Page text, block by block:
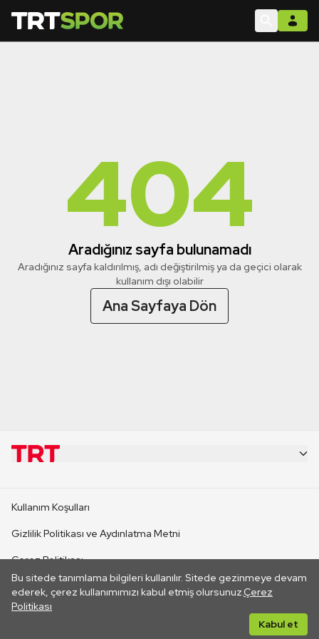
404
Aradığınız sayfa bulunamadı
Aradığınız sayfa kaldırılmış, adı değiştirilmiş ya da geçici olarak
kullanım dışı olabilir
Ana Sayfaya Dön
Bu sitede tanımlama bilgileri kullanılır. Sitede gezinmeye devam
ederek, çerez kullanımımızı kabul etmiş olursunuz.Çerez
Politikası
Kabul et
CANLI YAYINLAR
Kullanım Koşulları
Gizlilik Politikası ve Aydınlatma Metni
Çerez Politikası
İletişim
Her hakkı saklıdır. ©2026 TRT. Bağlantı yoluyla gidilen dış